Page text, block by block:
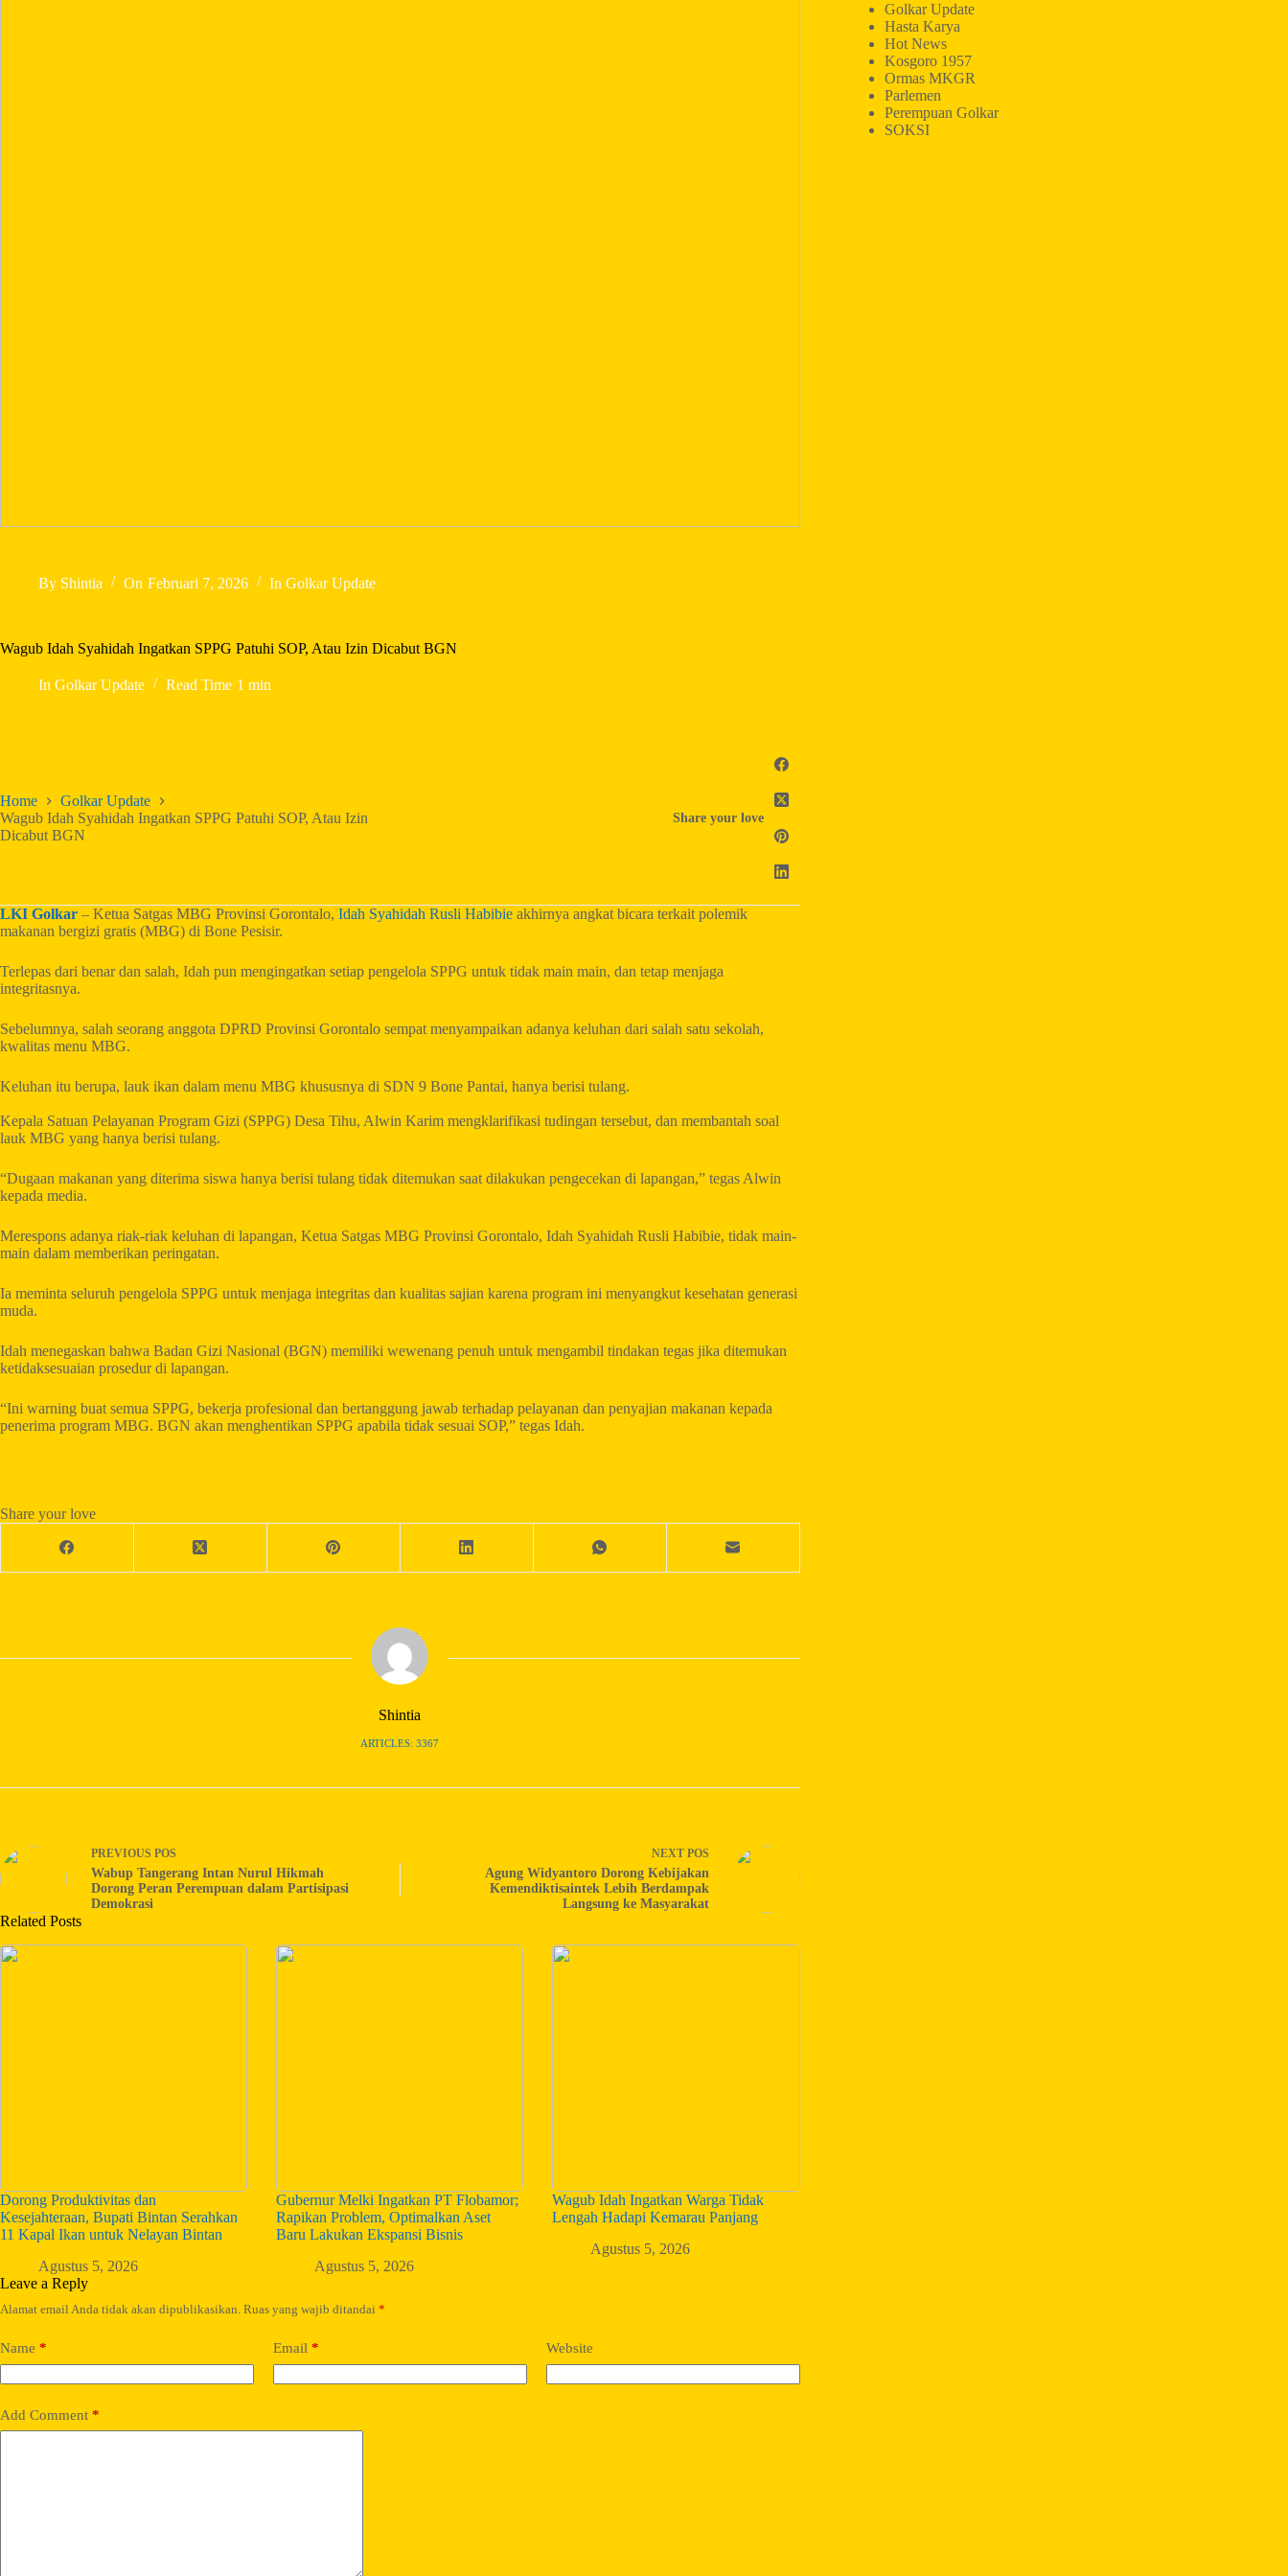
By Shintia On Februari 7, 2026 In Golkar Update
Wagub Idah Syahidah Ingatkan SPPG Patuhi SOP, Atau Izin Dicabut BGN
In Golkar Update Read Time 1 min
Home
Golkar Update
Wagub Idah Syahidah Ingatkan SPPG Patuhi SOP, Atau Izin
Dicabut BGN
Share your love
LKI Golkar – Ketua Satgas MBG Provinsi Gorontalo, Idah Syahidah Rusli Habibie akhirnya angkat bicara terkait polemik
makanan bergizi gratis (MBG) di Bone Pesisir.
Terlepas dari benar dan salah, Idah pun mengingatkan setiap pengelola SPPG untuk tidak main main, dan tetap menjaga
integritasnya.
Sebelumnya, salah seorang anggota DPRD Provinsi Gorontalo sempat menyampaikan adanya keluhan dari salah satu sekolah,
kwalitas menu MBG.
Keluhan itu berupa, lauk ikan dalam menu MBG khususnya di SDN 9 Bone Pantai, hanya berisi tulang.
Kepala Satuan Pelayanan Program Gizi (SPPG) Desa Tihu, Alwin Karim mengklarifikasi tudingan tersebut, dan membantah soal
lauk MBG yang hanya berisi tulang.
“Dugaan makanan yang diterima siswa hanya berisi tulang tidak ditemukan saat dilakukan pengecekan di lapangan,” tegas Alwin
kepada media.
Merespons adanya riak-riak keluhan di lapangan, Ketua Satgas MBG Provinsi Gorontalo, Idah Syahidah Rusli Habibie, tidak main-
main dalam memberikan peringatan.
Ia meminta seluruh pengelola SPPG untuk menjaga integritas dan kualitas sajian karena program ini menyangkut kesehatan generasi
muda.
Idah menegaskan bahwa Badan Gizi Nasional (BGN) memiliki wewenang penuh untuk mengambil tindakan tegas jika ditemukan
ketidaksesuaian prosedur di lapangan.
“Ini warning buat semua SPPG, bekerja profesional dan bertanggung jawab terhadap pelayanan dan penyajian makanan kepada
penerima program MBG. BGN akan menghentikan SPPG apabila tidak sesuai SOP,” tegas Idah.
Share your love
Shintia
ARTICLES: 3367
PREVIOUS POS
Wabup Tangerang Intan Nurul Hikmah
Dorong Peran Perempuan dalam Partisipasi
Demokrasi
NEXT POS
Agung Widyantoro Dorong Kebijakan
Kemendiktisaintek Lebih Berdampak
Langsung ke Masyarakat
Related Posts
Dorong Produktivitas dan
Kesejahteraan, Bupati Bintan Serahkan
11 Kapal Ikan untuk Nelayan Bintan
Agustus 5, 2026
Gubernur Melki Ingatkan PT Flobamor;
Rapikan Problem, Optimalkan Aset
Baru Lakukan Ekspansi Bisnis
Agustus 5, 2026
Wagub Idah Ingatkan Warga Tidak
Lengah Hadapi Kemarau Panjang
Agustus 5, 2026
Leave a Reply
Alamat email Anda tidak akan dipublikasikan. Ruas yang wajib ditandai *
Name * Email * Website
Add Comment *
Golkar Update
Hasta Karya
Hot News
Kosgoro 1957
Ormas MKGR
Parlemen
Perempuan Golkar
SOKSI